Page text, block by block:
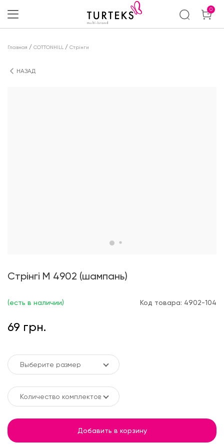
0
Главная / COTTONHILL / Стрінги
НАЗАД
Стрінгі М 4902 (шампань)
(есть в наличии) Код товара: 4902-104
69 грн.
Выберите размер
Количество комплектов
Добавить в корзину